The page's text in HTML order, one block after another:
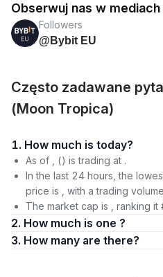
Obserwuj nas w
Followers
@Bybit EU
Często zadawane
(Moon Tropica)
1. How much is today?
As of , () is trading at .
In the last 24 hours, the
price is , with a trading
The market cap is , ranking
2. How much is one ?
3. How many are there?